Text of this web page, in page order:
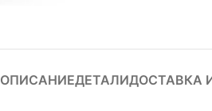
ОПИСАНИЕДЕТАЛИДОСТАВКА